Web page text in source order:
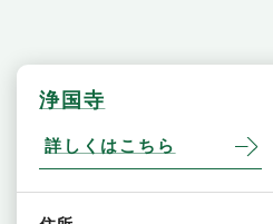
浄国寺
詳しくはこちら